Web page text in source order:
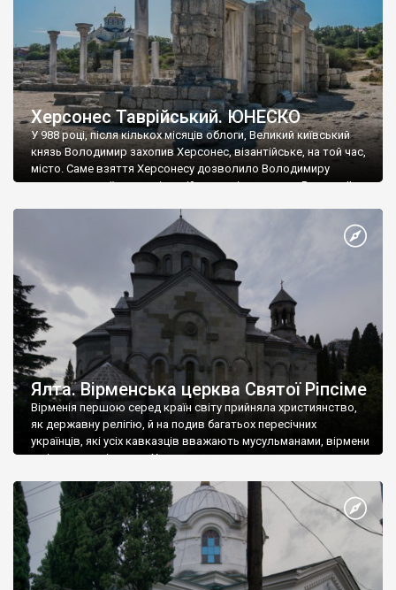
Херсонес Таврійський. ЮНЕСКО
У 988 році, після кількох місяців облоги, Великий київський
князь Володимир захопив Херсонес, візантійське, на той час,
місто. Саме взяття Херсонесу дозволило Володимиру
диктувати свої умови візантійському імператору Василю ІІ, та
Херсонесі Володимир-язичник, став Василем-християнином.
А потім було Хрещення Русі. На честь Херсонесу Таврійського
Ялта. Вірменська церква Святої Ріпсіме
Вірменія першою серед країн світу прийняла християнство,
як державну релігію, й на подив багатьох пересічних
українців, які усіх кавказців вважають мусульманами, вірмени
є відданими вірянами Христа